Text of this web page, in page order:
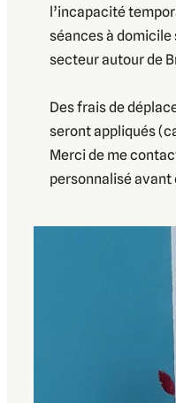
l’incapacité
séances à domicile
secteur autour de
Des frais de
seront appliqués
Merci de me
personnalisé avant